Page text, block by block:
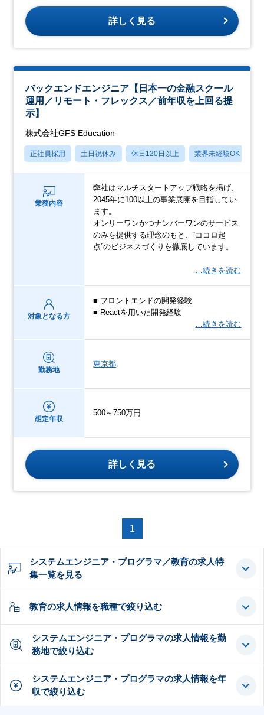
詳しく見る
バックエンドエンジニア【日本一の金融スクール
運用／リモート・フレックス／前年収を上回る提
示】
株式会社GFS Education
正社員採用 土日祝休み 休日120日以上 業界未経験OK
業務内容
弊社はマルチスタートアップ戦略を掲げ、
2045年に100以上の事業展開を目指してい
ます。
オンリーワンかつナンバーワンのサービス
のみを提供する理念のもと、“ココロ起
点”のビジネスづくりを徹底しています。
…続きを読む
対象となる方
■ フロントエンドの開発経験
■ Reactを用いた開発経験
…続きを読む
勤務地
東京都
想定年収
500～750万円
詳しく見る
1
システムエンジニア・プログラマ／教育の求人特
集一覧を見る
教育の求人情報を職種で絞り込む
システムエンジニア・プログラマの求人情報を勤
務地で絞り込む
システムエンジニア・プログラマの求人情報を年
収で絞り込む